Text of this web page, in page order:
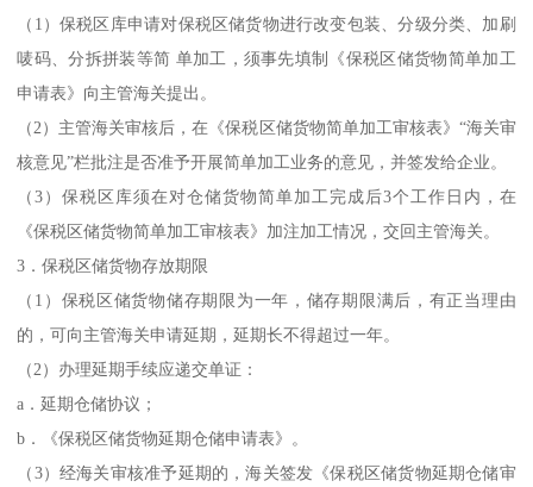
（1）保税区库申请对保税区储货物进行改变包装、分级分类、加刷
唛码、分拆拼装等简 单加工，须事先填制《保税区储货物简单加工
申请表》向主管海关提出。
（2）主管海关审核后，在《保税区储货物简单加工审核表》“海关审
核意见”栏批注是否准予开展简单加工业务的意见，并签发给企业。
（3）保税区库须在对仓储货物简单加工完成后3个工作日内，在
《保税区储货物简单加工审核表》加注加工情况，交回主管海关。
3．保税区储货物存放期限
（1）保税区储货物储存期限为一年，储存期限满后，有正当理由
的，可向主管海关申请延期，延期长不得超过一年。
（2）办理延期手续应递交单证：
a．延期仓储协议；
b．《保税区储货物延期仓储申请表》。
（3）经海关审核准予延期的，海关签发《保税区储货物延期仓储审